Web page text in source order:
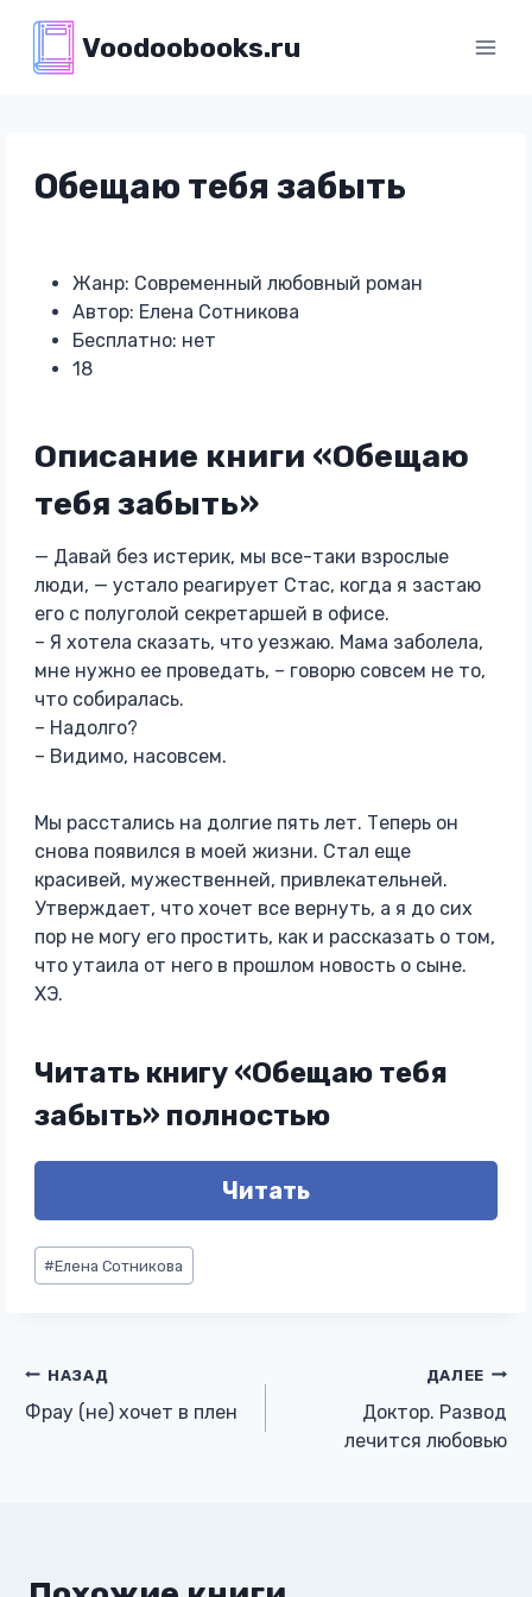
содержимому
Voodoobooks.ru
Обещаю тебя забыть
Жанр: Современный любовный роман
Автор: Елена Сотникова
Бесплатно: нет
18
Описание книги «Обещаю
тебя забыть»
— Давай без истерик, мы все-таки взрослые
люди, — устало реагирует Стас, когда я застаю
его с полуголой секретаршей в офисе.
– Я хотела сказать, что уезжаю. Мама заболела,
мне нужно ее проведать, – говорю совсем не то,
что собиралась.
– Надолго?
– Видимо, насовсем.
Мы расстались на долгие пять лет. Теперь он
снова появился в моей жизни. Стал еще
красивей, мужественней, привлекательней.
Утверждает, что хочет все вернуть, а я до сих
пор не могу его простить, как и рассказать о том,
что утаила от него в прошлом новость о сыне.
ХЭ.
Читать книгу «Обещаю тебя
забыть» полностью
Читать
Метки
записи:
#Елена Сотникова
Навигация
по
НАЗАД
Фрау (не) хочет в плен
ДАЛЕЕ
Доктор. Развод
лечится любовью